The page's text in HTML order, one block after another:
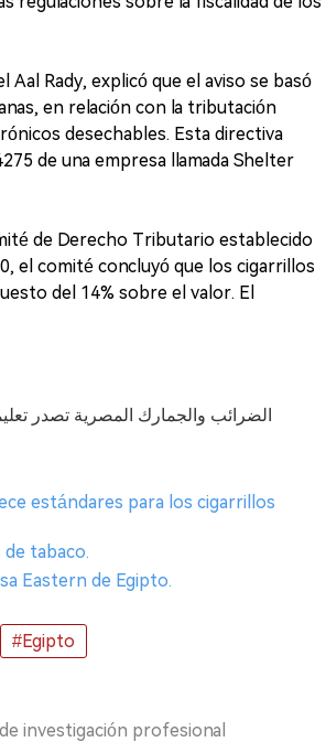
Rady, explicó que el aviso se basó
en relación con la tributación
desechables. Esta directiva
de una empresa llamada Shelter
de Derecho Tributario establecido
el comité concluyó que los cigarrillos
del 14% sobre el valor. El
estándares para los cigarrillos
tabaco.
Eastern de Egipto.
#Egipto
investigación profesional